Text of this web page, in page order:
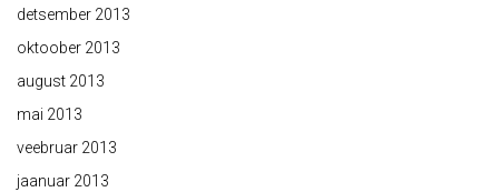
detsember 2013
oktoober 2013
august 2013
mai 2013
veebruar 2013
jaanuar 2013